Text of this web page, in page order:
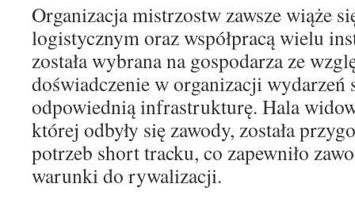
Organizacja mistrzostw zawsze wiąże
logistycznym oraz współpracą wielu
została wybrana na gospodarza ze
doświadczenie w organizacji wydarzeń
odpowiednią infrastrukturę. Hala
której odbyły się zawody, została
potrzeb short tracku, co zapewniło
warunki do rywalizacji.